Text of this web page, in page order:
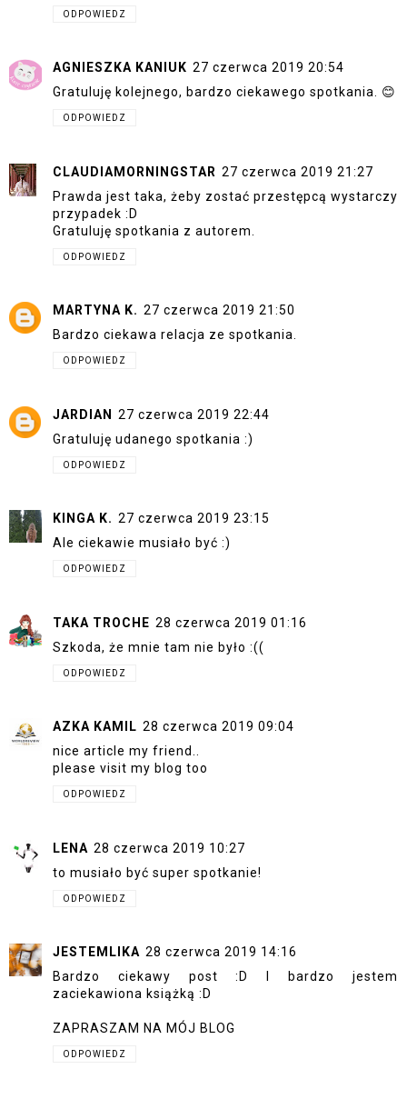
ODPOWIEDZ
AGNIESZKA KANIUK 27 czerwca 2019 20:54
Gratuluję kolejnego, bardzo ciekawego spotkania. 😊
ODPOWIEDZ
CLAUDIAMORNINGSTAR 27 czerwca 2019 21:27
Prawda jest taka, żeby zostać przestępcą wystarczy
przypadek :D
Gratuluję spotkania z autorem.
ODPOWIEDZ
MARTYNA K. 27 czerwca 2019 21:50
Bardzo ciekawa relacja ze spotkania.
ODPOWIEDZ
JARDIAN
27 czerwca 2019 22:44
Gratuluję udanego spotkania :)
ODPOWIEDZ
KINGA K. 27 czerwca 2019 23:15
Ale ciekawie musiało być :)
ODPOWIEDZ
TAKA TROCHE 28 czerwca 2019 01:16
Szkoda, że mnie tam nie było :((
ODPOWIEDZ
AZKA KAMIL 28 czerwca 2019 09:04
nice article my friend..
please visit my blog too
ODPOWIEDZ
LENA 28 czerwca 2019 10:27
to musiało być super spotkanie!
ODPOWIEDZ
JESTEMLIKA 28 czerwca 2019 14:16
Bardzo ciekawy post :D I bardzo jestem
zaciekawiona książką :D
ZAPRASZAM NA MÓJ BLOG
ODPOWIEDZ